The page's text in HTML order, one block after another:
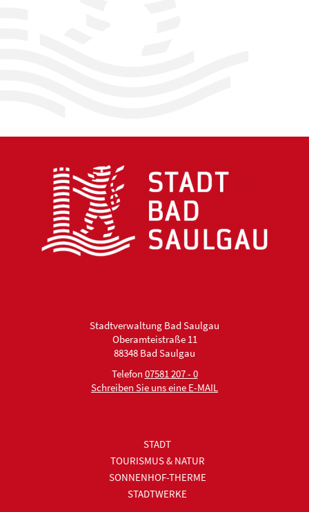
Stadtverwaltung Bad Saulgau
Oberamteistraße 11
88348 Bad Saulgau
Telefon 07581 207 - 0
Schreiben Sie uns eine E-MAIL
STADT
TOURISMUS & NATUR
SONNENHOF-THERME
STADTWERKE